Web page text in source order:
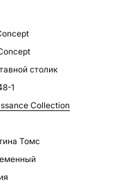
столик
1
Collection
Томс